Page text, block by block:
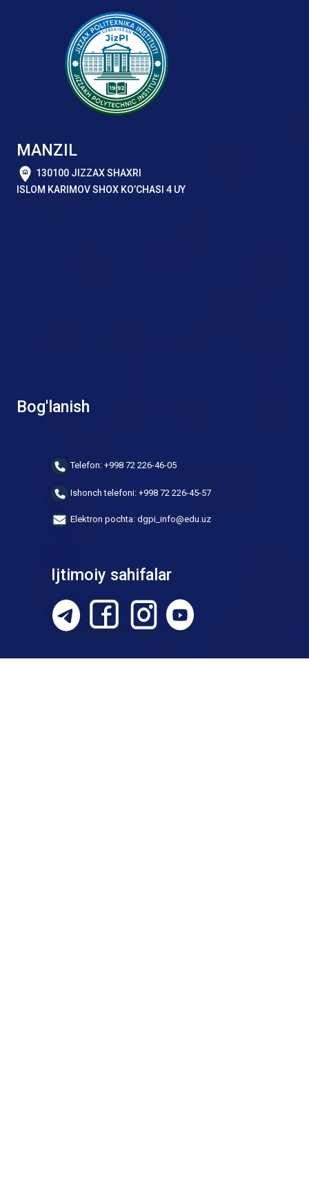
MANZIL
130100 JIZZAX SHAXRI
ISLOM KARIMOV SHOX KO’CHASI 4 UY
Bog'lanish
Telefon: +998 72 226-46-05
Ishonch telefoni: +998 72 226-45-57
Elektron pochta: dgpi_info@edu.uz
Ijtimoiy sahifalar